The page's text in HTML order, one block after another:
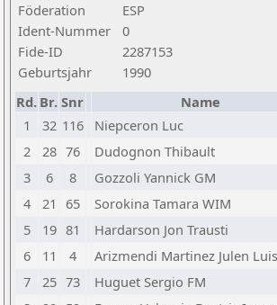
Föderation
ESP
Ident-Nummer
0
Fide-ID
2287153
Geburtsjahr
1990
Rd. Br. Snr Name
1
32 116 Niepceron Luc
2
28 76 Dudognon Thibault
3
6 8 Gozzoli Yannick GM
4
21 65 Sorokina Tamara WIM
5
19 81 Hardarson Jon Trausti
6
11 4 Arizmendi Martinez Julen
7
25 73 Huguet Sergio FM